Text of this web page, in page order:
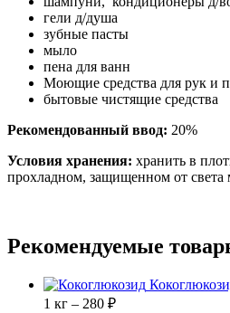
гели д/душа
зубные пасты
мыло
пена для ванн
Моющие средства для рук и
бытовые чистящие средства
Рекомендованный ввод: 20%
Условия хранения: хранить в
прохладном, защищенном от света
Рекомендуемые
1 кг – 280 ₽